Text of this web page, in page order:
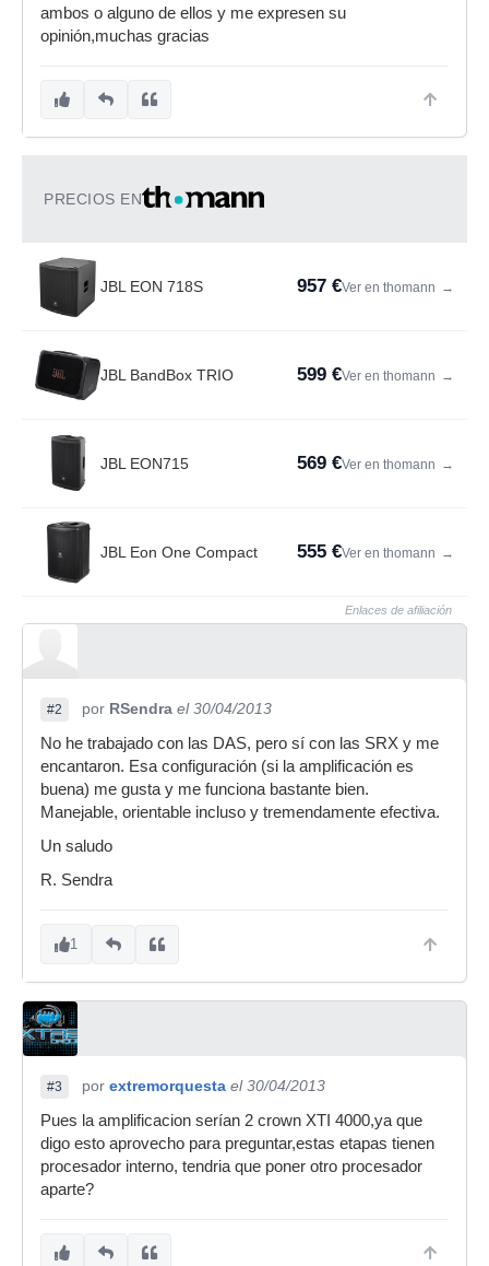
ambos o alguno de ellos y me expresen su
opinión,muchas gracias
PRECIOS EN
JBL EON 718S 957 €Ver en thomann →
JBL BandBox TRIO 599 €Ver en thomann →
JBL EON715 569 €Ver en thomann →
JBL Eon One Compact 555 €Ver en thomann →
Enlaces de afiliación
#2 por RSendra el 30/04/2013
No he trabajado con las DAS, pero sí con las SRX y me
encantaron. Esa configuración (si la amplificación es
buena) me gusta y me funciona bastante bien.
Manejable, orientable incluso y tremendamente efectiva.
Un saludo
R. Sendra
1
#3 por extremorquesta el 30/04/2013
Pues la amplificacion serían 2 crown XTI 4000,ya que
digo esto aprovecho para preguntar,estas etapas tienen
procesador interno, tendria que poner otro procesador
aparte?